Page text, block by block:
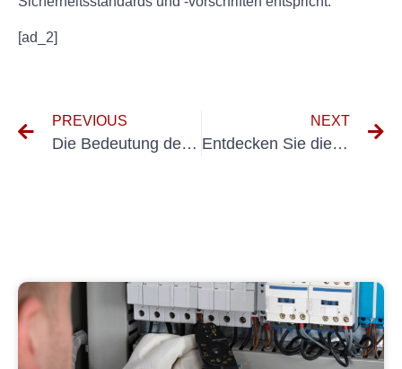
[ad_2]
PREVIOUS
Die Bedeutung der UVV-Prüfung für die Sicherheit in Langen
NEXT
Entdecken Sie die Vorteile des E-Check Hafenbetriebs für einen effizienten Hafenbetrieb